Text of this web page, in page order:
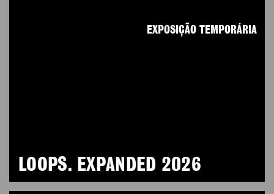
LOOPS. EXPANDED 2026
EXPOSIÇÃO TEMPORÁRIA